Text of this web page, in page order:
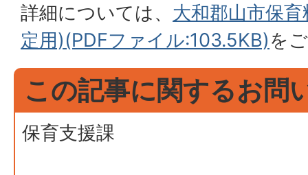
詳細については、 大和郡山市保
定用)(PDFファイル:103.5KB)を
この記事に関するお問
保育支援課